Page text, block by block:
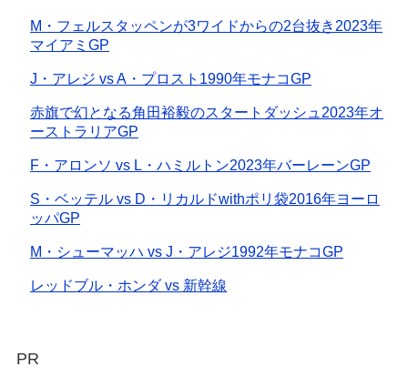
M・フェルスタッペンが3ワイドからの2台抜き2023年
マイアミGP
J・アレジ vs A・プロスト1990年モナコGP
赤旗で幻となる角田裕毅のスタートダッシュ2023年オ
ーストラリアGP
F・アロンソ vs L・ハミルトン2023年バーレーンGP
S・ベッテル vs D・リカルドwithポリ袋2016年ヨーロ
ッパGP
M・シューマッハ vs J・アレジ1992年モナコGP
レッドブル・ホンダ vs 新幹線
PR